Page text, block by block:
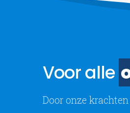
Voor alle
Door onze